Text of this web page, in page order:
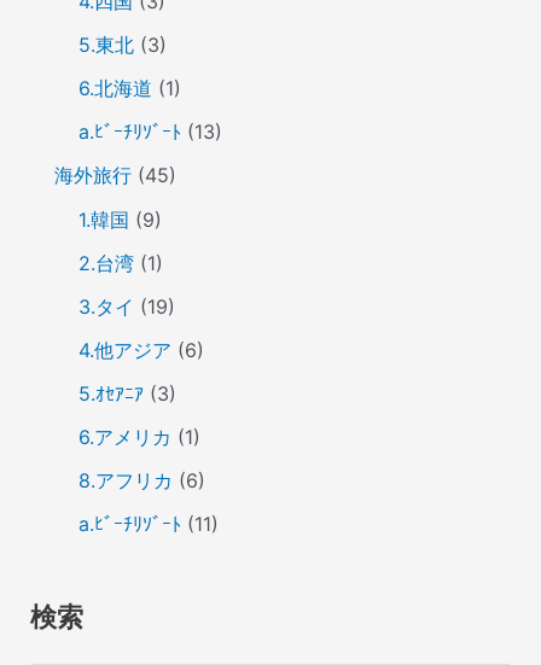
5.東北(3)
6.北海道 (1)
a.ﾋﾞｰﾁﾘｿﾞｰﾄ (13)
海外旅行(45)
1.韓国 (9)
2.台湾(1)
3.タイ (19)
4.他アジア (6)
5.ｵｾｱﾆｱ(3)
6.アメリカ (1)
8.アフリカ (6)
a.ﾋﾞｰﾁﾘｿﾞｰﾄ (11)
検索